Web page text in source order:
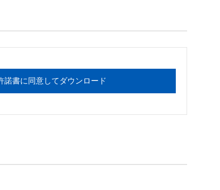
諾書に同意してダウンロード